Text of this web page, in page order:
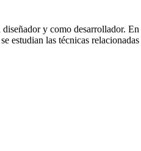
y como desarrollador.
las técnicas